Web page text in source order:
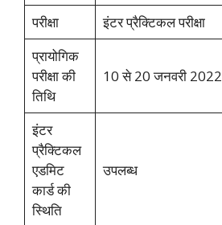
परीक्षा
इंटर प्रैक्टिकल परीक्षा
प्रायोगिक
परीक्षा की
तिथि
10 से 20 जनवरी 2022
इंटर
प्रैक्टिकल
एडमिट
कार्ड की
स्थिति
उपलब्ध